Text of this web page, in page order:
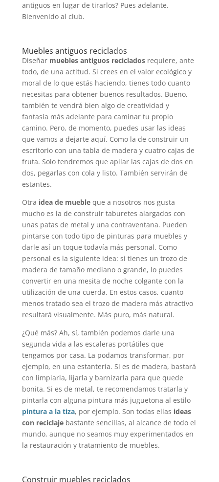
antiguos en lugar de tirarlos? Pues adelante.
Bienvenido al club.
Muebles antiguos reciclados
Diseñar muebles antiguos recicladosrequiere, ante
todo, de una actitud. Si crees en el valor ecológico y
moral de lo que estás haciendo, tienes todo cuanto
necesitas para obtener buenos resultados. Bueno,
también te vendrá bien algo de creatividad y
fantasía más adelante para caminar tu propio
camino. Pero, de momento, puedes usar las ideas
que vamos a dejarte aquí. Como la de construir un
escritorio con una tabla de madera y cuatro cajas de
fruta. Solo tendremos que apilar las cajas de dos en
dos, pegarlas con cola y listo. También servirán de
estantes.
Otra idea de muebleque a nosotros nos gusta
mucho es la de construir taburetes alargados con
unas patas de metal y una contraventana. Pueden
pintarse con todo tipo de pinturas para muebles y
darle así un toque todavía más personal. Como
personal es la siguiente idea: si tienes un trozo de
madera de tamaño mediano o grande, lo puedes
convertir en una mesita de noche colgante con la
utilización de una cuerda. En estos casos, cuanto
menos tratado sea el trozo de madera más atractivo
resultará visualmente. Más puro, más natural.
¿Qué más? Ah, sí, también podemos darle una
segunda vida a las escaleras portátiles que
tengamos por casa. La podamos transformar, por
ejemplo, en una estantería. Si es de madera, bastará
con limpiarla, lijarla y barnizarla para que quede
bonita. Si es de metal, te recomendamos tratarla y
pintarla con alguna pintura más juguetona al estilo
pintura a la tiza, por ejemplo. Son todas ellas ideas
con reciclajebastante sencillas, al alcance de todo el
mundo, aunque no seamos muy experimentados en
la restauración y tratamiento de muebles.
Construir muebles reciclados